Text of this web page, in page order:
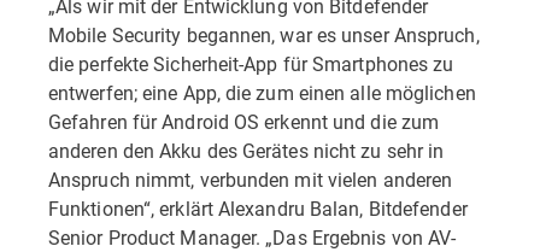
„Als wir mit der Entwicklung von Bitdefender
Mobile Security begannen, war es unser Anspruch,
die perfekte Sicherheit-App für Smartphones zu
entwerfen; eine App, die zum einen alle möglichen
Gefahren für Android OS erkennt und die zum
anderen den Akku des Gerätes nicht zu sehr in
Anspruch nimmt, verbunden mit vielen anderen
Funktionen“, erklärt Alexandru Balan, Bitdefender
Senior Product Manager. „Das Ergebnis von AV-